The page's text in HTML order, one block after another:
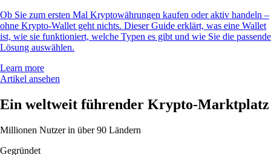
Ob Sie zum ersten Mal Kryptowährungen kaufen oder aktiv handeln –
ohne Krypto-Wallet geht nichts. Dieser Guide erklärt, was eine Wallet
ist, wie sie funktioniert, welche Typen es gibt und wie Sie die passende
Lösung auswählen.
Learn more
Artikel ansehen
Ein weltweit führender Krypto-Marktplatz
Millionen Nutzer in über 90 Ländern
Gegründet